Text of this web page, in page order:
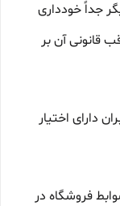
جداً خودداری
قانونی آن بر
دارای اختیار
فروشگاه در